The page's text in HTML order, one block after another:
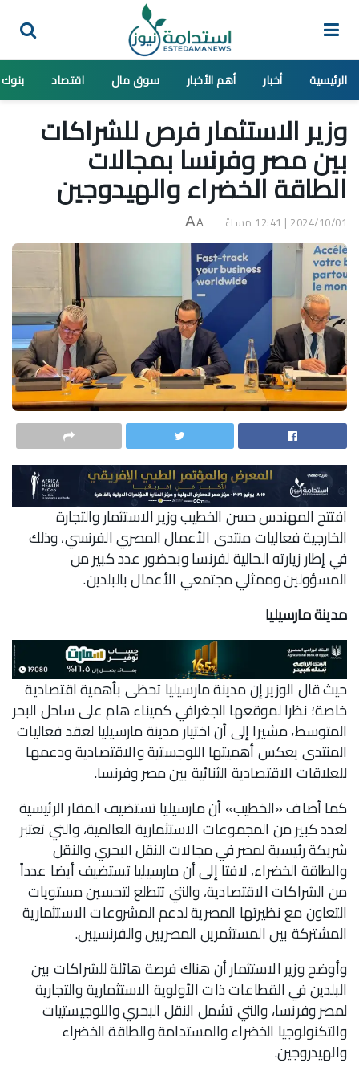
الرئيسية أخبار أهم الأخبار سوق مال اقتصاد بنوك
وزير الاستثمار فرص للشراكات
بين مصر وفرنسا بمجالات
الطاقة الخضراء والهيدوجين
2024/10/01 | 12:41 مساءً A
A
افتتح المهندس حسن الخطيب وزير الاستثمار والتجارة
الخارجية فعاليات منتدى الأعمال المصري الفرنسي، وذلك
في إطار زيارته الحالية لفرنسا وبحضور عدد كبير من
المسؤولين وممثلي مجتمعي الأعمال بالبلدين.
مدينة مارسيليا
حيث قال الوزير إن مدينة مارسيليا تحظى بأهمية اقتصادية
خاصة؛ نظرا لموقعها الجغرافي كميناء هام على ساحل البحر
المتوسط، مشيرا إلى أن اختيار مدينة مارسيليا لعقد فعاليات
المنتدى يعكس أهميتها اللوجستية والاقتصادية ودعمها
للعلاقات الاقتصادية الثنائية بين مصر وفرنسا.
كما أضاف «الخطيب» أن مارسيليا تستضيف المقار الرئيسية
لعدد كبير من المجموعات الاستثمارية العالمية، والتي تعتبر
شريكة رئيسية لمصر في مجالات النقل البحري والنقل
والطاقة الخضراء، لافتا إلى أن مارسيليا تستضيف أيضا عدداً
من الشراكات الاقتصادية، والتي تتطلع لتحسين مستويات
التعاون مع نظيرتها المصرية لدعم المشروعات الاستثمارية
المشتركة بين المستثمرين المصريين والفرنسيين.
وأوضح وزير الاستثمار أن هناك فرصة هائلة للشراكات بين
البلدين في القطاعات ذات الأولوية الاستثمارية والتجارية
لمصر وفرنسا، والتي تشمل النقل البحري واللوجيستيات
والتكنولوجيا الخضراء والمستدامة والطاقة الخضراء
والهيدروجين.